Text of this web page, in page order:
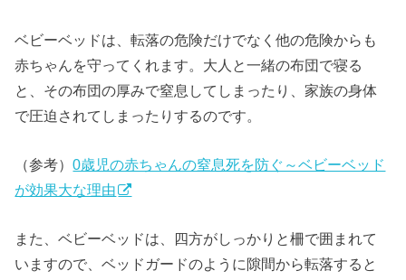
ベビーベッドは、転落の危険だけでなく他の危険からも
赤ちゃんを守ってくれます。大人と一緒の布団で寝る
と、その布団の厚みで窒息してしまったり、家族の身体
で圧迫されてしまったりするのです。
（参考）0歳児の赤ちゃんの窒息死を防ぐ～ベビーベッド
が効果大な理由
また、ベビーベッドは、四方がしっかりと柵で囲まれて
いますので、ベッドガードのように隙間から転落すると